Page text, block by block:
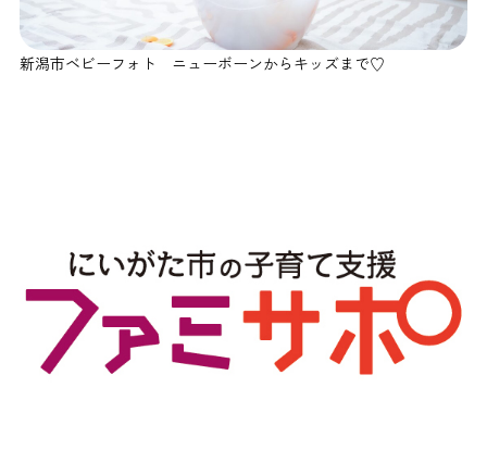
新潟市ベビーフォト ニューボーンからキッズまで♡